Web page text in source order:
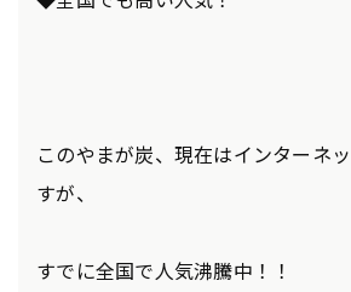
このやまが炭、現在はインターネ
すが、
すでに全国で人気沸騰中！！